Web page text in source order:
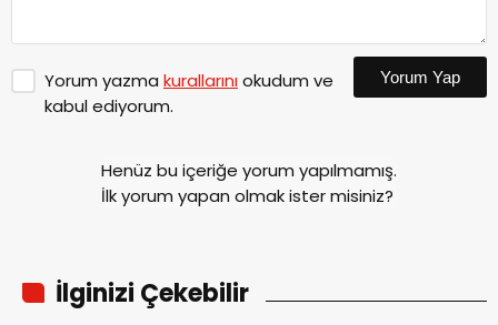
Yorum yazma kurallarınıokudum ve
kabul ediyorum.
Yorum Yap
Henüz bu içeriğe yorum yapılmamış.
İlk yorum yapan olmak ister misiniz?
İlginizi Çekebilir